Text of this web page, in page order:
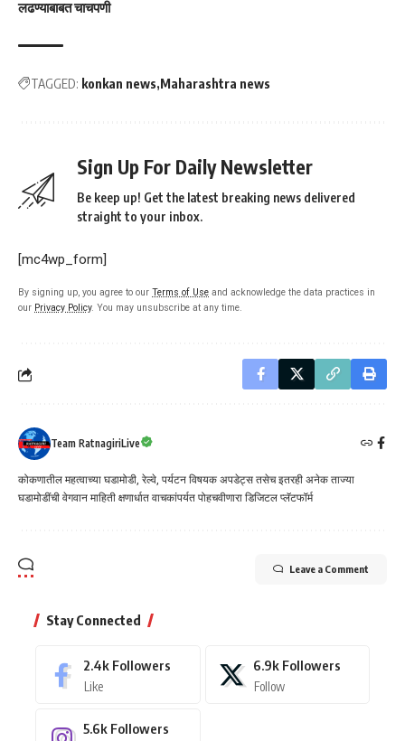
लढण्याबाबत चाचपणी
TAGGED: konkan news Maharashtra news
Sign Up For Daily Newsletter
Be keep up! Get the latest breaking news delivered
straight to your inbox.
[mc4wp_form]
By signing up, you agree to our Terms of Use and acknowledge the data practices in
our Privacy Policy. You may unsubscribe at any time.
Team RatnagiriLive
कोकणातील महत्वाच्या घडामोडी, रेल्वे, पर्यटन विषयक अपडेट्स तसेच इतरही अनेक ताज्या
घडामोडींची वेगवान माहिती क्षणार्धात वाचकांपर्यत पोहचवीणारा डिजिटल प्लॅटफॉर्म
Leave a Comment
Stay Connected
2.4k Followers
Like
6.9k Followers
Follow
5.6k Followers